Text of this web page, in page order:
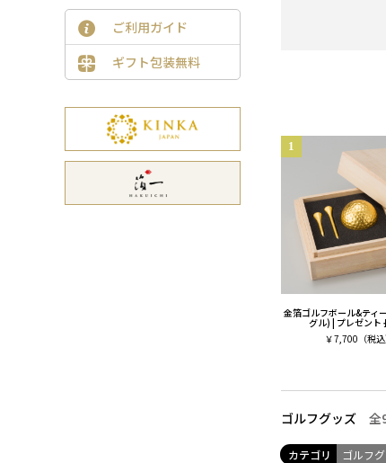
金箔ゴルフボール&ティ
グル) | プレゼント
￥7,700 （税込
ゴルフグッズ 全
カテゴリ ゴルフ
ご利用ガイド
ギフト包装無料